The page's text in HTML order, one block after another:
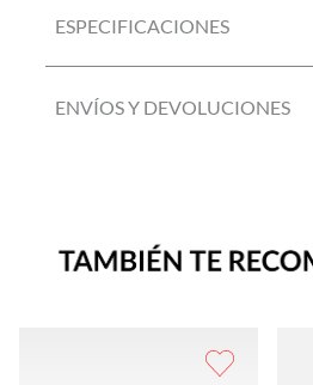
ESPECIFICACIONES
ENVÍOS Y DEVOLUCIONES